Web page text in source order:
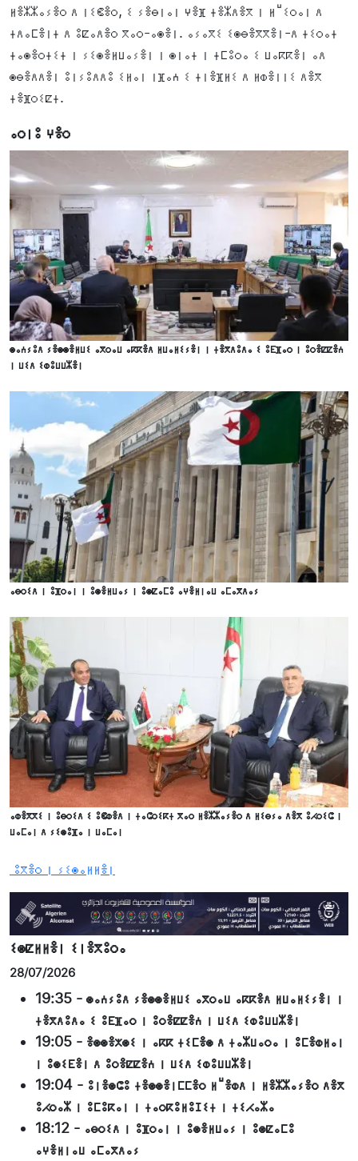
ⵍⴻⵣⵣⴰⵢⴻⵔ ⴷ ⵏⵉⵞⴻⵔ, ⵉ ⵢⴻⴱⵏⴰⵏ ⵖⴻⴼ ⵜⴻⵣⴷⴻⴳ ⵏ ⵍⵯⵉⵔⴰⵏ ⴷ
ⵜⴷⴰⵎⴻⵏⵜ ⴷ ⵓⵇⴰⴷⴻⵔ ⴳⴰⵔ-ⴰⵙⴻⵏ. ⴰⵢⴰⴳⵉ ⵉⵙⴱⴻⴳⴳⴻⵏ-ⴷ ⵜⵉⵔⴰⵜ
ⵜⴰⵙⴻⵔⵜⵉⵜ ⵏ ⵢⵉⵙⴻⵍⵡⴰⵢⴻⵏ ⵏ ⵙⵏⴰⵜ ⵏ ⵜⵎⵓⵔⴰ ⵉ ⵡⴰⴽⴽⴻⵏ ⴰⴷ
ⵙⴱⴻⴷⴷⴻⵏ ⵓⵏⵢⵓⴷⴷⵓ ⵉⵍⴰⵏ ⵏⴼⴰⵄ ⵉ ⵜⵏⴻⴼⵍⵉ ⴷ ⵍⵀⴻⵏⵏⵉ ⴷⴻⴳ
ⵜⴻⴼⵔⵉⵇⵜ.
ⴰⵔⵏⵓ ⵖⴻⵔ
ⵙⴰⵄⵢⵓⴷ ⵢⴻⵙⵙⴻⵍⵡⵉ ⴰⴳⵔⴰⵡ ⴰⴽⴽⴻⴷ ⵍⵡⴰⵍⵉⵢⴻⵏ ⵏ ⵜⴻⴳⴷⵓⴷⴰ ⵉ ⵓⴹⴼⴰⵔ ⵏ ⵓⵔⴻⵇⵇⴻⵄ
ⵏ ⵡⵉⴷ ⵉⵀⵓⵡⵡⵣⴻⵏ
ⴰⴱⵔⵉⴷ ⵏ ⵓⴼⵔⴰⵏ ⵏ ⵓⵙⴻⵍⵡⴰⵢ ⵏ ⵓⵙⵇⴰⵎⵓ ⴰⵖⴻⵍⵏⴰⵡ ⴰⵎⴰⴳⴷⴰⵢ
ⴰⵀⴻⴳⴳⵉ ⵏ ⵓⴱⵔⵉⴷ ⵉ ⵓⵞⵀⴻⴷ ⵏ ⵜⴰⵛⵔⵉⴽⵜ ⴳⴰⵔ ⵍⴻⵣⵣⴰⵢⴻⵔ ⴷ ⵍⵉⴱⵢⴰ ⴷⴻⴳ ⵓⵃⵔⵉⵛ ⵏ
ⵡⴰⵎⴰⵏ ⴷ ⵢⵉⵙⵓⴼⴰ ⵏ ⵡⴰⵎⴰⵏ
ⵓⴳⴻⵔ ⵏ ⵢⵉⵙⴰⵍⵍⴻⵏ
ⵉⵙⵇⵍⵍⴻⵏ ⵉⵏⴻⴳⵓⵔⴰ
28/07/2026
19:35 - ⵙⴰⵄⵢⵓⴷ ⵢⴻⵙⵙⴻⵍⵡⵉ ⴰⴳⵔⴰⵡ ⴰⴽⴽⴻⴷ ⵍⵡⴰⵍⵉⵢⴻⵏ ⵏ
ⵜⴻⴳⴷⵓⴷⴰ ⵉ ⵓⴹⴼⴰⵔ ⵏ ⵓⵔⴻⵇⵇⴻⵄ ⵏ ⵡⵉⴷ ⵉⵀⵓⵡⵡⵣⴻⵏ
19:05 - ⴻⵙⵙⴻⵅⵙⵉ ⵏ ⴰⴽⴽ ⵜⵉⵎⴻⵙ ⴷ ⵜⴰⵣⵡⴰⵔⴰ ⵏ ⵓⵎⴻⵀⵍⴰⵏ
ⵏ ⵓⵙⵉⴹⴻⵏ ⴷ ⵓⵔⴻⵇⵇⴻⵄ ⵏ ⵡⵉⴷ ⵉⵀⵓⵡⵡⵣⴻⵏ
19:04 - ⵓⵏⴻⵙⵛⵓ ⵜⴻⵙⵙⴻⵏⵎⵎⴻⵔ ⵍⵯⴻⵀⴷ ⵏ ⵍⴻⵣⵣⴰⵢⴻⵔ ⴷⴻⴳ
ⵓⵃⵔⴰⵣ ⵏ ⵓⵎⵓⴽⴰⵏ ⵏ ⵜⴰⵔⴽⵓⵍⵓⵊⵉⵜ ⵏ ⵜⵉⵃⴰⵣⴰ
18:12 - ⴰⴱⵔⵉⴷ ⵏ ⵓⴼⵔⴰⵏ ⵏ ⵓⵙⴻⵍⵡⴰⵢ ⵏ ⵓⵙⵇⴰⵎⵓ
ⴰⵖⴻⵍⵏⴰⵡ ⴰⵎⴰⴳⴷⴰⵢ